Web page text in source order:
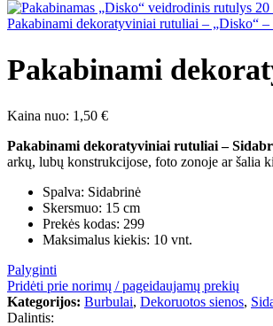
Pakabinami dekoratyviniai rutuliai – „Disko“ –
Pakabinami
Kaina nuo: 1,50 €
Pakabinami dekoratyviniai rutuliai –
arkų, lubų konstrukcijose, foto zonoje ar šalia
Spalva: Sidabrinė
Skersmuo: 15 cm
Prekės kodas: 299
Maksimalus kiekis: 10 vnt.
Palyginti
Pridėti prie norimų / pageidaujamų prekių
Kategorijos: Burbulai, Dekoruotos sienos,
Dalintis: